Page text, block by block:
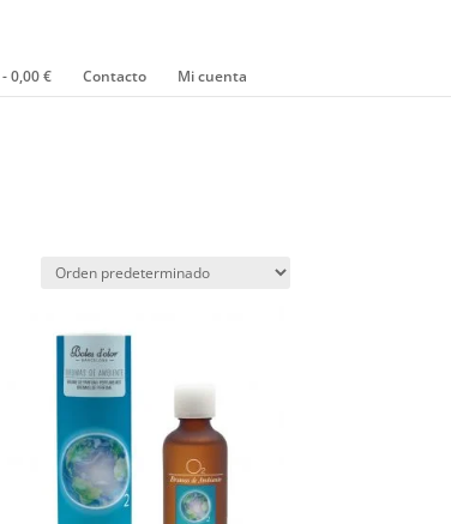
0,00 € Contacto Mi cuenta